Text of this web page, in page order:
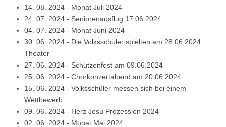
14. 08. 2024 - Monat Juli 2024
24. 07. 2024 - Seniorenausflug 17.06.2024
04. 07. 2024 - Monat Juni 2024
30. 06. 2024 - Die Volksschüler spielten am 28.06.2024
Theater
27. 06. 2024 - Schützenfest am 09.06.2024
25. 06. 2024 - Chorkonzertabend am 20.06.2024
15. 06. 2024 - Volksschüler messen sich bei einem
Wettbewerb
09. 06. 2024 - Herz Jesu Prozession 2024
02. 06. 2024 - Monat Mai 2024